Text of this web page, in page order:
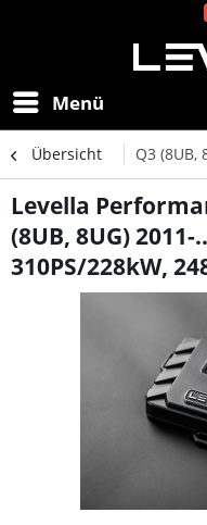
Menü
Übersicht Q3 (8UB,
Levella
(8UB, 8UG)
310PS/228kW,